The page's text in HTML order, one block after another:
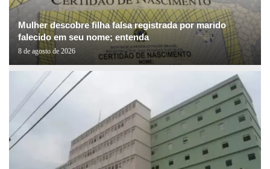
Mulher descobre filha falsa registrada por marido
falecido em seu nome; entenda
8 de agosto de 2026